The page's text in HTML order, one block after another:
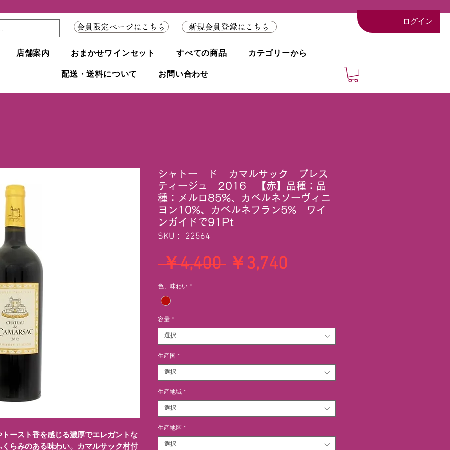
ログイン
会員限定ページはこちら 新規会員登録はこちら
店舗案内 おまかせワインセット すべての商品 カテゴリーから
配送・送料について お問い合わせ
ースト香を感じる濃厚でエレガントな
らみのある味わい。カマルサック村付
シャトー ド カマルサック プレス
ティージュ 2016 【赤】品種：品
種：メルロ85%、カベルネソーヴィニ
ヨン10%、カベルネフラン5% ワイ
ンガイドで91Pt
SKU： 22564
￥4,400 通
格
￥3,740
価
格
色、味わい *
容量 *
選択
生産国 *
選択
生産地域 *
選択
生産地区 *
選択